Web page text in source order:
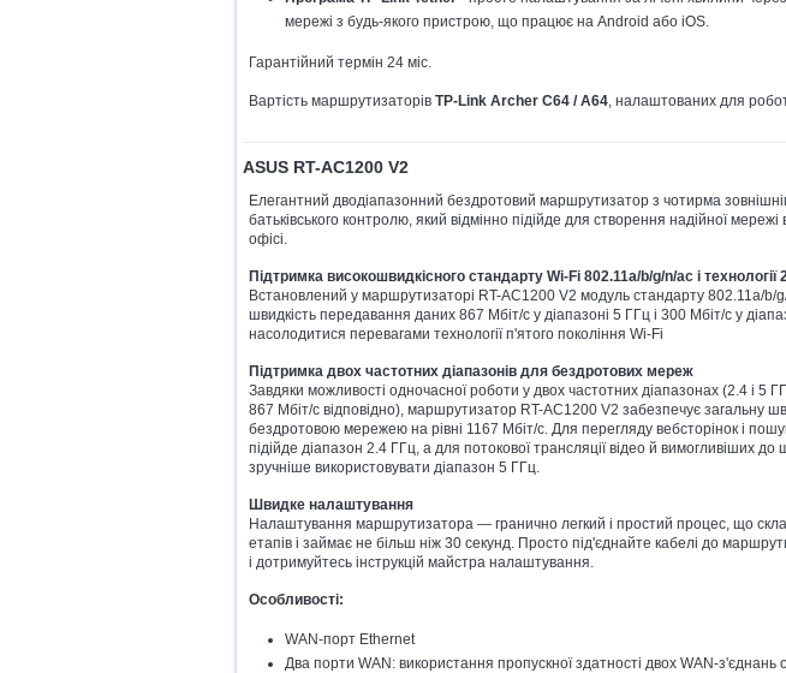
мережі з будь-якого пристрою, що працює на Android або iOS.
Гарантійний термін 24 міс.
Вартість маршрутизаторів TP-Link Archer C64 / А64, налаштованих для
ASUS RT-AC1200 V2
Елегантний дводіапазонний бездротовий маршрутизатор з чотирма
батьківського контролю, який відмінно підійде для створення надійної
офісі.
Підтримка високошвидкісного стандарту Wi-Fi 802.11a/b/g/n/ac і технології
Встановлений у маршрутизаторі RT-AC1200 V2 модуль стандарту 802.11a/b/
швидкість передавання даних 867 Мбіт/с у діапазоні 5 ГГц і 300 Мбіт/с у
насолодитися перевагами технології п'ятого покоління Wi-Fi
Підтримка двох частотних діапазонів для бездротових мереж
Завдяки можливості одночасної роботи у двох частотних діапазонах (2.4 і 5
867 Мбіт/с відповідно), маршрутизатор RT-AC1200 V2 забезпечує загальну
бездротовою мережею на рівні 1167 Мбіт/с. Для перегляду вебсторінок і
підійде діапазон 2.4 ГГц, а для потокової трансляції відео й вимогливіших до
зручніше використовувати діапазон 5 ГГц.
Швидке налаштування
Налаштування маршрутизатора — гранично легкий і простий процес, що
етапів і займає не більш ніж 30 секунд. Просто під'єднайте кабелі до
і дотримуйтесь інструкцій майстра налаштування.
Особливості:
WAN-порт Ethernet
Два порти WAN: використання пропускної здатності двох WAN-